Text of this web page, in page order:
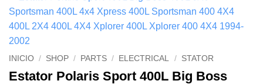
INICIO / SHOP / PARTS / ELECTRICAL / STATOR
Estator Polaris Sport 400L Big Boss